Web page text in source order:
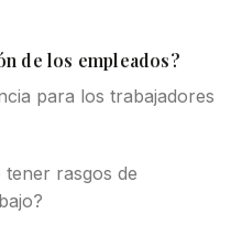
de los empleados?
para los trabajadores
tener rasgos de